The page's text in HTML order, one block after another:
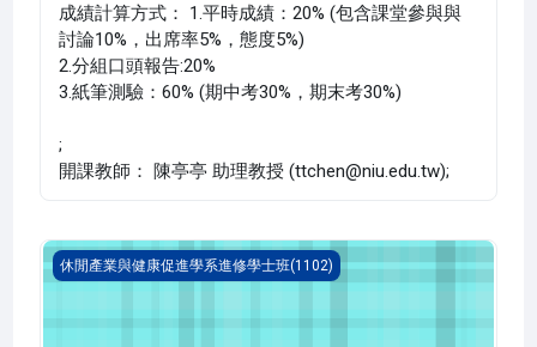
成績計算方式： 1.平時成績：20% (包含課堂參與與
討論10%，出席率5%，態度5%)
2.分組口頭報告:20%
3.紙筆測驗：60% (期中考30%，期末考30%)
;
開課教師： 陳亭亭 助理教授 (ttchen@niu.edu.tw);
渡假村與民宿管理(1102_C1LH020033A)
休閒產業與健康促進學系進修學士班(1102)